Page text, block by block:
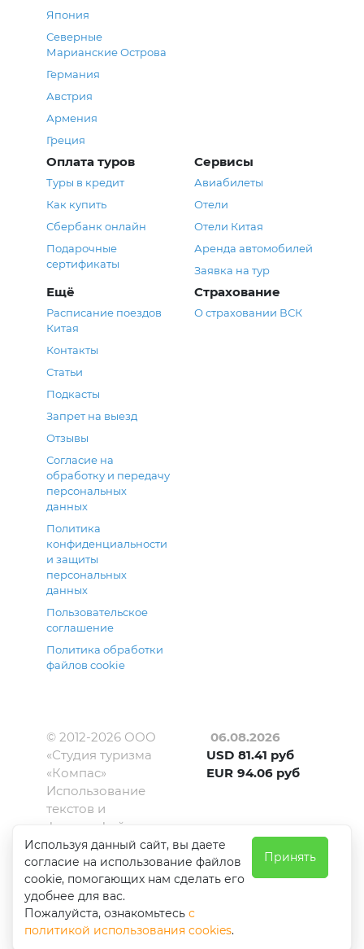
Япония
Северные
Марианские Острова
Германия
Австрия
Армения
Греция
Оплата туров
Туры в кредит
Как купить
Сбербанк онлайн
Подарочные
сертификаты
Сервисы
Авиабилеты
Отели
Отели Китая
Аренда автомобилей
Заявка на тур
Ещё
Расписание поездов
Китая
Контакты
Статьи
Подкасты
Запрет на выезд
Отзывы
Согласие на
обработку и передачу
персональных
данных
Политика
конфиденциальности
и защиты
персональных
данных
Пользовательское
соглашение
Политика обработки
файлов cookie
Страхование
О страховании ВСК
© 2012-2026ООО
«Студия туризма
«Компас»
Использование
текстов и
фотографий с
сайта kompas-
amur.ru
допускается
только с
письменного
разрешения
06.08.2026
USD 81.41 руб
EUR 94.06 руб
Используя данный сайт, вы даете
согласие на использование файлов
cookie, помогающих нам сделать его
удобнее для вас.
Пожалуйста, ознакомьтесь с
политикой использования cookies.
Принять